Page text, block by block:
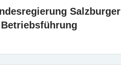
Salzburger